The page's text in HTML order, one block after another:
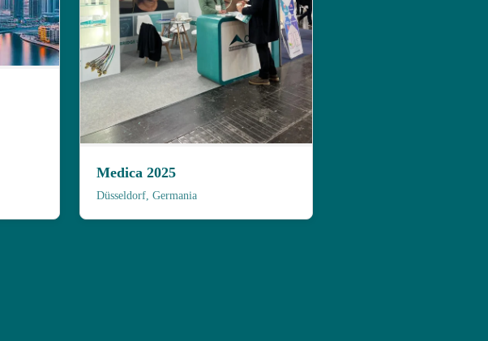
Medica 2025
Düsseldorf, Germania